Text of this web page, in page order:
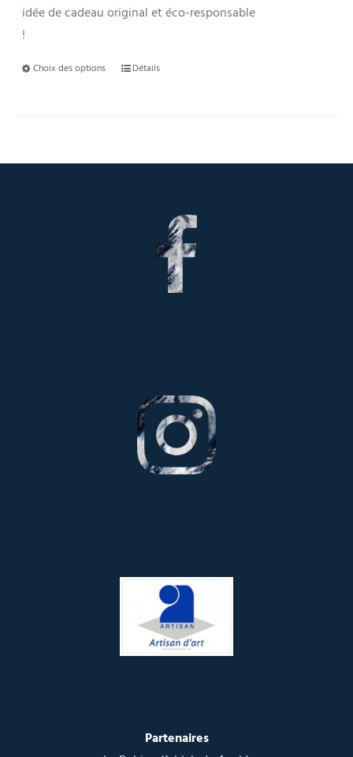
idée de cadeau original et éco-responsable
!
Choix des options Détails
Partenaires